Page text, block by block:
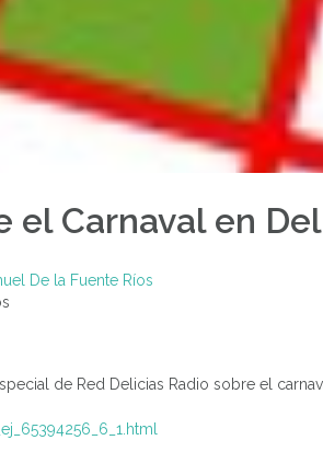
el Carnaval en
De la Fuente Ríos
de Red Delicias Radio sobre el